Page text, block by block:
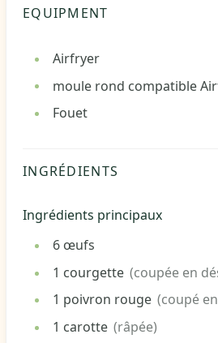
EQUIPMENT
Airfryer
moule rond compatible
Fouet
INGRÉDIENTS
Ingrédients principaux
6œufs
1 courgette (coupée en
1 poivron rouge (coupé
1 carotte (râpée)